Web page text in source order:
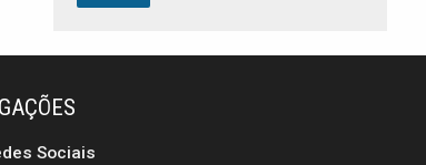
Sociais